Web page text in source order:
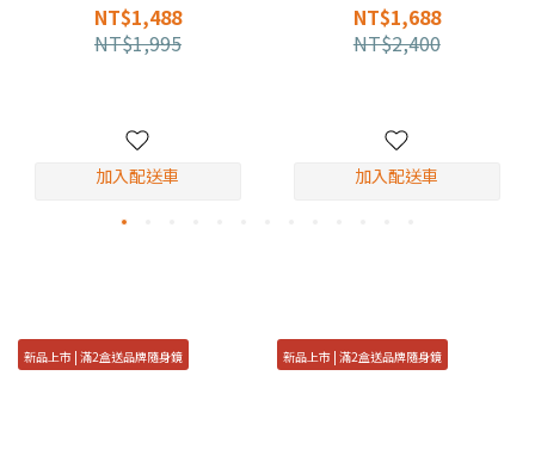
NT$1,488
NT$1,995
加入配送車
NT$1,688
NT$2,400
加入配送車
新品上市 | 滿2盒送品牌隨身鏡 新品上市 | 滿2盒送品牌隨身鏡